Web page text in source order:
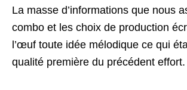
La masse d’informations que nous
combo et les choix de production
l’œuf toute idée mélodique ce qui
qualité première du précédent effort.